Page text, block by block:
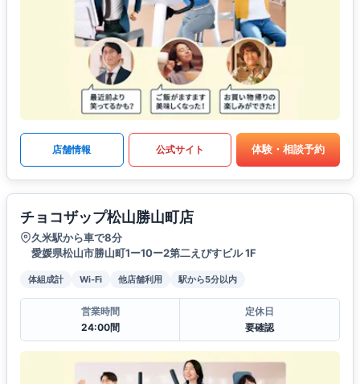
店舗情報 公式サイト 体験・相談予約
チョコザップ松山勝山町店
久米駅から車で8分
愛媛県松山市勝山町1ー10ー2第二えびすビル 1F
体組成計 Wi-Fi 他店舗利用 駅から5分以内
営業時間
24:00間
定休日
要確認